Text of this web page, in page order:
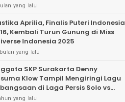
yang lalu
Aprilia, Finalis Puteri Indonesia
Kembali Turun Gunung di Miss
Indonesia 2025
yang lalu
SKP Surakarta Denny
Klow Tampil Mengiringi Lagu
di Laga Persis Solo vs
Jakarta
yang lalu